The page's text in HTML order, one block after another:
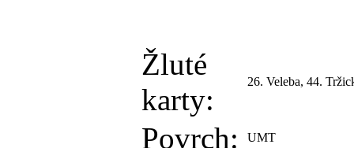
Žluté
karty:
26. Veleba, 44.
Povrch: UMT